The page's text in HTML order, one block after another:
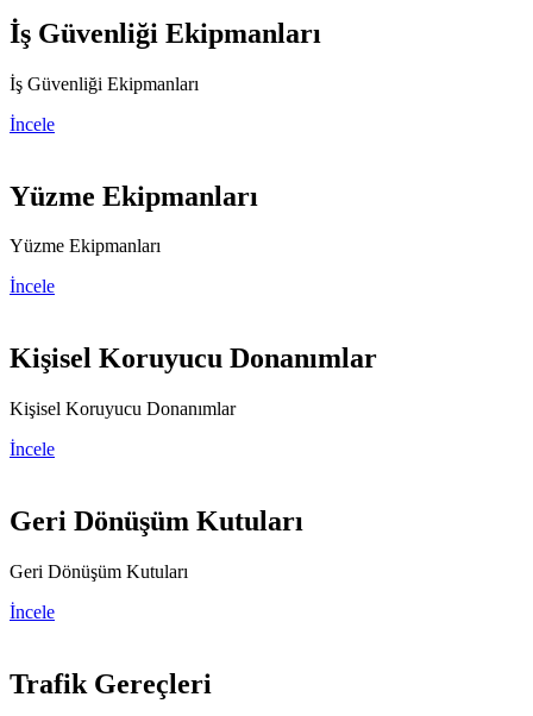
İş Güvenliği Ekipmanları
İş Güvenliği Ekipmanları
İncele
Yüzme Ekipmanları
Yüzme Ekipmanları
İncele
Kişisel Koruyucu Donanımlar
Kişisel Koruyucu Donanımlar
İncele
Geri Dönüşüm Kutuları
Geri Dönüşüm Kutuları
İncele
Trafik Gereçleri